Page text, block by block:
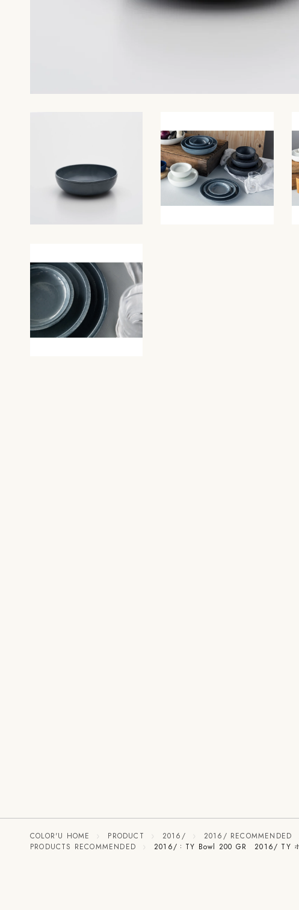
COLOR'U HOME PRODUCT 2016/ 2016/ RECOMMENDED
PRODUCTS RECOMMENDED
2016/：TY Bowl 200 GR 2016/ TY